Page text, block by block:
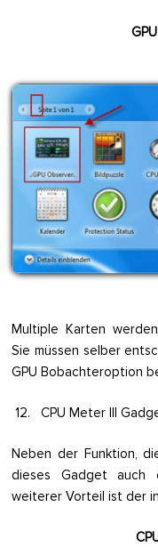
Multiple Karten
Sie müssen selber
GPU Bobachteroption
12. CPU Meter III
Neben der Funktion,
dieses Gadget auch
weiterer Vorteil ist der